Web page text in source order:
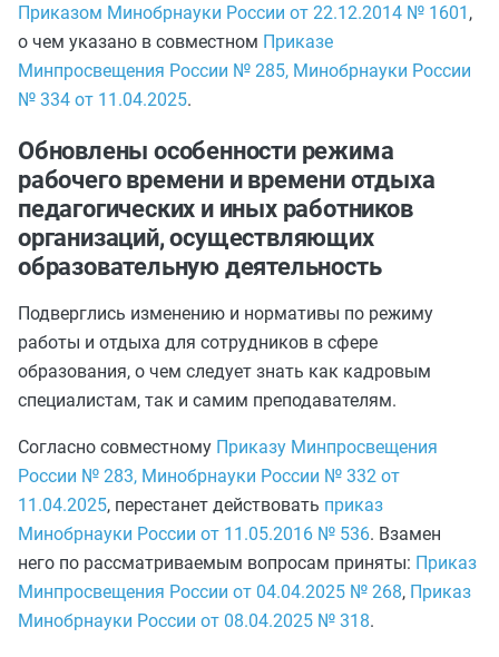
Приказом Минобрнауки России от 22.12.2014 № 1601 ,
о чем указано в совместном Приказе
Минпросвещения России № 285, Минобрнауки России
№ 334 от 11.04.2025.
Обновлены особенности режима
рабочего времени и времени отдыха
педагогических и иных работников
организаций, осуществляющих
образовательную деятельность
Подверглись изменению и нормативы по режиму
работы и отдыха для сотрудников в сфере
образования, о чем следует знать как кадровым
специалистам, так и самим преподавателям.
Согласно совместному Приказу Минпросвещения
России № 283, Минобрнауки России № 332 от
11.04.2025, перестанет действовать приказ
Минобрнауки России от 11.05.2016 № 536. Взамен
него по рассматриваемым вопросам приняты: Приказ
Минпросвещения России от 04.04.2025 № 268, Приказ
Минобрнауки России от 08.04.2025 № 318.